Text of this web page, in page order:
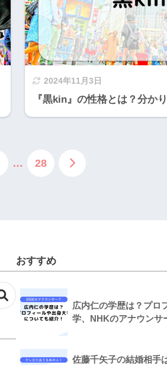
2024年11月3日
『黒kin』の性格とは？分か
… 28
おすすめ
広内仁の学歴は？プロ
学、NHKのアナウンサ
佐藤千矢子の結婚相手